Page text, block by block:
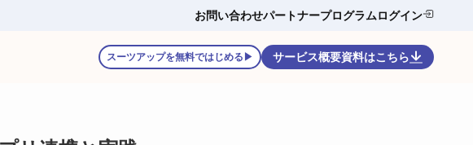
お問い合わせパートナープログラムログイン
スーツアップを無料ではじめる▶ サービス概要資料はこちら